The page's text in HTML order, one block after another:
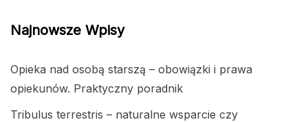
Najnowsze Wpisy
Opieka nad osobą starszą – obowiązki i prawa
opiekunów. Praktyczny poradnik
Tribulus terrestris – naturalne wsparcie czy